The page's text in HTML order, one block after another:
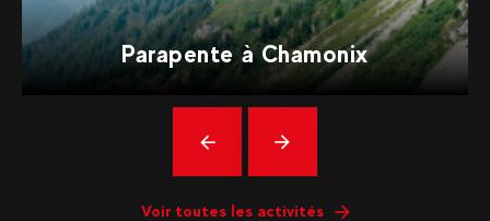
Parapente à Chamonix
Précédent
En
savoir
Voir toutes les activités